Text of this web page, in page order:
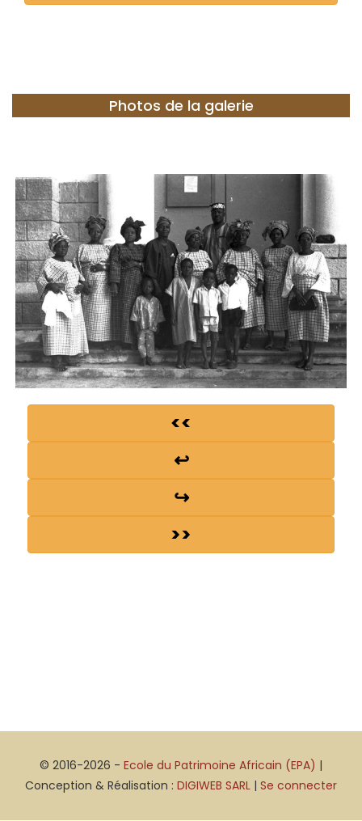
Photos de la galerie
<<
↩
↪
>>
© 2016-2026 - Ecole du Patrimoine Africain (EPA) |
Conception & Réalisation : DIGIWEB SARL | Se connecter